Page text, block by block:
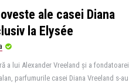
ale casei Diana
la Elysée
a lui Alexander Vreeland și a fondatoarei
parfumurile casei Diana Vreeland s-au